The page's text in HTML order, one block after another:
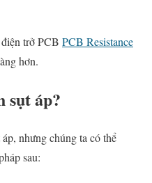
trở PCB PCB Resistance
hơn.
sụt áp?
nhưng chúng ta có thể
sau: